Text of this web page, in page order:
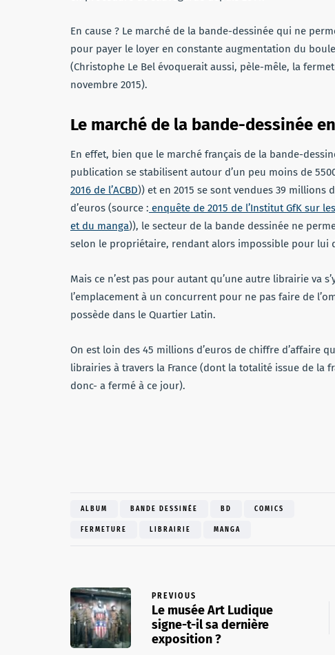
En cause ? Le marché de la bande-dessinée qui ne
pour payer le loyer en constante augmentation du
(Christophe Le Bel évoquerait aussi, pèle-mêle, la
novembre 2015).
Le marché de la bande-dessinée
En effet, bien que le marché français de la bande-
publication se stabilisent autour d’un peu moins de
2016 de l’ACBD)) et en 2015 se sont vendues 39 millions
d’euros (source : enquête de 2015 de l’Institut GfK sur
et du manga)), le secteur de la bande dessinée ne
selon le propriétaire, rendant alors impossible pour lui
Mais ce n’est pas pour autant qu’une autre librairie va
l’emplacement à un concurrent pour ne pas faire de
possède dans le Quartier Latin.
On est loin des 45 millions d’euros de chiffre d’affaire
librairies à travers la France (dont la totalité issue de la
donc- a fermé à ce jour).
ALBUM BANDE DESSINÉE BD COMICS
FERMETURE LIBRAIRIE MANGA
PREVIOUS
Le musée Art Ludique
signe-t-il sa dernière
exposition ?